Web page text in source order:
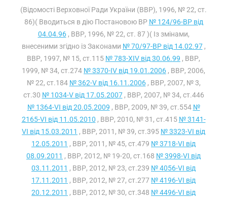
(Відомості Верховної Ради України (ВВР), 1996, № 22, ст.
86)( Вводиться в дію Постановою ВР № 124/96-ВР від
04.04.96, ВВР, 1996, № 22, ст. 87 )( Із змінами,
внесеними згідно із Законами № 70/97-ВР від 14.02.97,
ВВР, 1997, № 15, ст.115 № 783-XIV від 30.06.99 , ВВР,
1999, № 34, ст.274 № 3370-IV від 19.01.2006 , ВВР, 2006,
№ 22, ст.184 № 362-V від 16.11.2006, ВВР, 2007, № 3,
ст.30 № 1034-V від 17.05.2007, ВВР, 2007, № 34, ст.446
№ 1364-VI від 20.05.2009 , ВВР, 2009, № 39, ст.554 №
2165-VI від 11.05.2010 , ВВР, 2010, № 31, ст.415 № 3141-
VI від 15.03.2011 , ВВР, 2011, № 39, ст.395 № 3323-VI від
12.05.2011 , ВВР, 2011, № 45, ст.479 № 3718-VI від
08.09.2011 , ВВР, 2012, № 19-20, ст.168 № 3998-VI від
03.11.2011 , ВВР, 2012, № 23, ст.239 № 4056-VI від
17.11.2011 , ВВР, 2012, № 27, ст.277 № 4196-VI від
20.12.2011 , ВВР, 2012, № 30, ст.348 № 4496-VI від